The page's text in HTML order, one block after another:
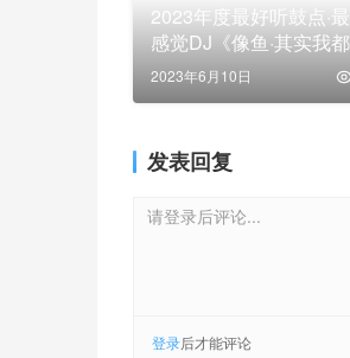
2023年度最好听鼓点·
感觉DJ《像鱼·其实我
单的恋人·过期的誓言
2023年6月10日
发表回复
请登录后评论...
登录后才能评论